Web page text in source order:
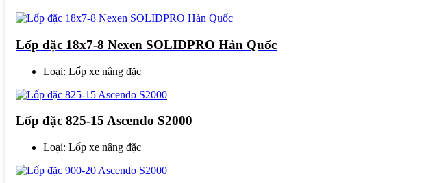
Lốp đặc 18x7-8 Nexen SOLIDPRO Hàn Quốc
Loại: Lốp xe nâng đặc
Lốp đặc 825-15 Ascendo S2000
Loại: Lốp xe nâng đặc